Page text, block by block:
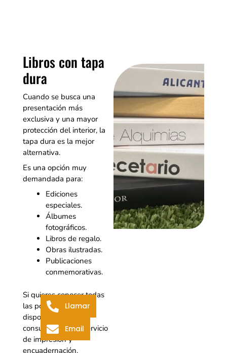
Libros con tapa
dura
Cuando se busca una
presentación más
exclusiva y una mayor
protección del interior, la
tapa dura es la mejor
alternativa.
Es una opción muy
demandada para:
Ediciones
especiales.
Álbumes
fotográficos.
Libros de regalo.
Obras ilustradas.
Publicaciones
conmemorativas.
Si quieres conocer todas
las posibilidades
disponibles, puedes
consultar nuestro servicio
de impresión y
encuadernación.
Llamar
Email